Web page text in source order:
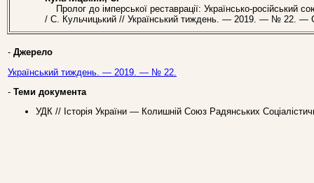
Пролог до імперської реставрації: Українсько-російський
/ С. Кульчицький // Український тиждень. — 2019. — № 22. —
- Джерело
Український тиждень. — 2019. — № 22.
- Теми документа
УДК // Історія України — Колишній Союз Радянських